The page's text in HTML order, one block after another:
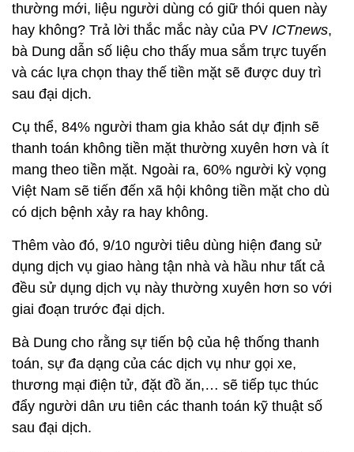
thường mới, liệu người dùng có giữ thói quen này
hay không? Trả lời thắc mắc này của PV ICTnews,
bà Dung dẫn số liệu cho thấy mua sắm trực tuyến
và các lựa chọn thay thế tiền mặt sẽ được duy trì
sau đại dịch.
Cụ thể, 84% người tham gia khảo sát dự định sẽ
thanh toán không tiền mặt thường xuyên hơn và ít
mang theo tiền mặt. Ngoài ra, 60% người kỳ vọng
Việt Nam sẽ tiến đến xã hội không tiền mặt cho dù
có dịch bệnh xảy ra hay không.
Thêm vào đó, 9/10 người tiêu dùng hiện đang sử
dụng dịch vụ giao hàng tận nhà và hầu như tất cả
đều sử dụng dịch vụ này thường xuyên hơn so với
giai đoạn trước đại dịch.
Bà Dung cho rằng sự tiến bộ của hệ thống thanh
toán, sự đa dạng của các dịch vụ như gọi xe,
thương mại điện tử, đặt đồ ăn,… sẽ tiếp tục thúc
đẩy người dân ưu tiên các thanh toán kỹ thuật số
sau đại dịch.